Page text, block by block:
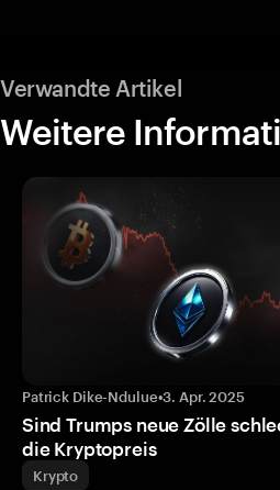
Verwandte Artikel
Weitere
Patrick Dike-Ndulue•3. Apr. 2025
Sind Trumps neue Zölle
die Kryptopreis
Krypto